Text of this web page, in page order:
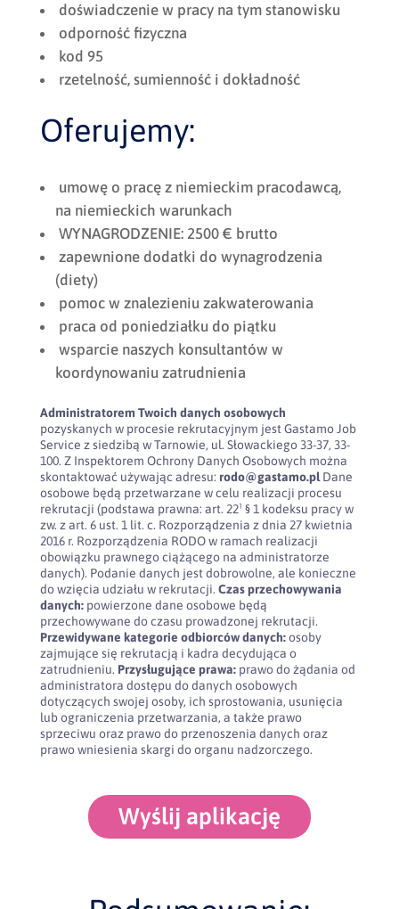
doświadczenie w pracy na tym stanowisku
odporność fizyczna
kod 95
rzetelność, sumienność i dokładność
Oferujemy:
umowę o pracę z niemieckim pracodawcą,
na niemieckich warunkach
WYNAGRODZENIE: 2500 € brutto
zapewnione dodatki do wynagrodzenia
(diety)
pomoc w znalezieniu zakwaterowania
praca od poniedziałku do piątku
wsparcie naszych konsultantów w
koordynowaniu zatrudnienia
Administratorem Twoich danych osobowych
pozyskanych w procesie rekrutacyjnym jest Gastamo Job
Service z siedzibą w Tarnowie, ul. Słowackiego 33-37, 33-
100. Z Inspektorem Ochrony Danych Osobowych można
skontaktować używając adresu: rodo@gastamo.plDane
osobowe będą przetwarzane w celu realizacji procesu
rekrutacji (podstawa prawna: art. 22¹ § 1 kodeksu pracy w
zw. z art. 6 ust. 1 lit. c. Rozporządzenia z dnia 27 kwietnia
2016 r. Rozporządzenia RODO w ramach realizacji
obowiązku prawnego ciążącego na administratorze
danych). Podanie danych jest dobrowolne, ale konieczne
do wzięcia udziału w rekrutacji. Czas przechowywania
danych:powierzone dane osobowe będą
przechowywane do czasu prowadzonej rekrutacji.
Przewidywane kategorie odbiorców danych:osoby
zajmujące się rekrutacją i kadra decydująca o
zatrudnieniu. Przysługujące prawa:prawo do żądania od
administratora dostępu do danych osobowych
dotyczących swojej osoby, ich sprostowania, usunięcia
lub ograniczenia przetwarzania, a także prawo
sprzeciwu oraz prawo do przenoszenia danych oraz
prawo wniesienia skargi do organu nadzorczego.
Wyślij aplikację